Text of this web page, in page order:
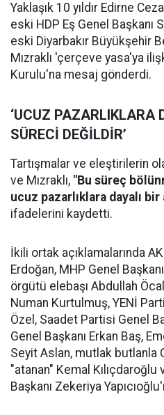
Yaklaşık 10 yıldır Edirne
eski HDP Eş Genel Başkanı
eski Diyarbakır Büyükşehir
Mızraklı 'çerçeve yasa'ya
Kurulu'na mesaj gönderdi.
‘UCUZ PAZARLIKLARA
SÜRECİ DEĞİLDİR’
Tartışmalar ve eleştirilerin
ve Mızraklı, "Bu süreç
ucuz pazarlıklara dayalı
ifadelerini kaydetti.
İkili ortak açıklamalarında
Erdoğan, MHP Genel
örgütü elebaşı Abdullah
Numan Kurtulmuş, YENİ
Özel, Saadet Partisi Genel
Genel Başkanı Erkan Baş,
Seyit Aslan, mutlak butlanla
"atanan" Kemal Kılıçdaroğlu
Başkanı Zekeriya